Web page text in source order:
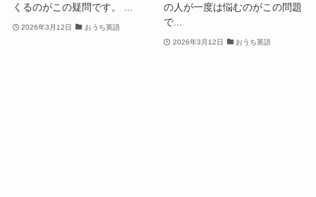
くるのがこの疑問です。 ...
2026年3月12日 おうち英語
の人が一度は悩むのがこの問題
で...
2026年3月12日 おうち英語